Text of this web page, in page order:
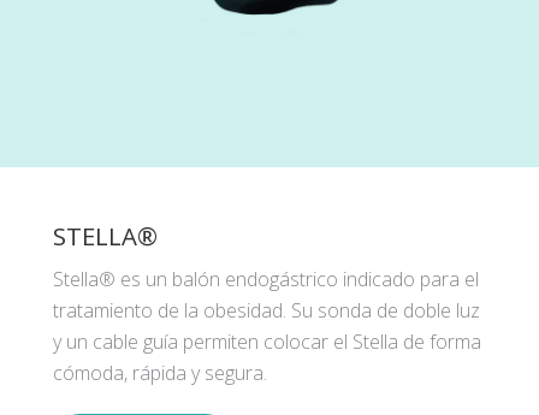
STELLA®
Stella® es un balón endogástrico indicado para el
tratamiento de la obesidad. Su sonda de doble luz
y un cable guía permiten colocar el Stella de forma
cómoda, rápida y segura.